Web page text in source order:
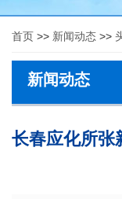
首页 >> 新闻动态 >>
新闻动态
长春应化所张